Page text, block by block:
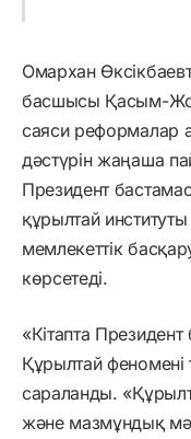
Омархан
басшысы Қасым-
саяси реформалар
дәстүрін жаңаша
Президент
құрылтай
мемлекеттік
көрсетеді.
«Кітапта
Құрылтай феномені
сараланды.
және мазмұндық